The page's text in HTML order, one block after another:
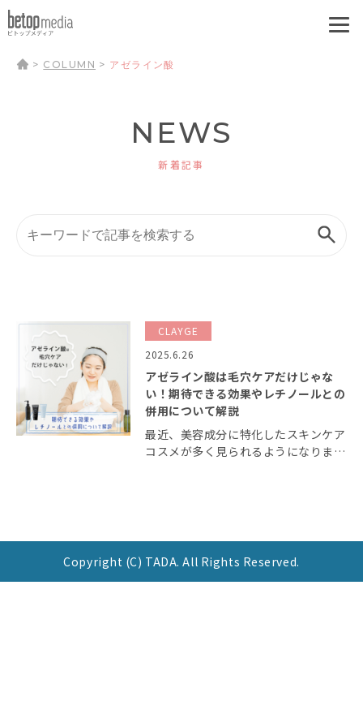
> COLUMN > アゼライン酸
NEWS
新着記事
CLAYGE
2025.6.26
アゼライン酸は毛穴ケアだけじゃな
い！期待できる効果やレチノールとの
併用について解説
最近、美容成分に特化したスキンケア
コスメが多く見られるようになりまし
Copyright (C) TADA. All Rights Reserved.